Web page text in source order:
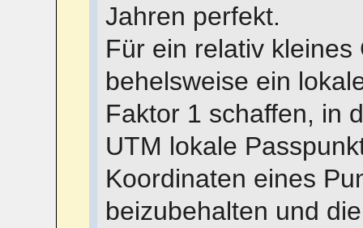
Jahren perfekt.
Für ein relativ
behelsweise ein
Faktor 1 schaffen, in
UTM lokale
Koordinaten eines
beizubehalten und